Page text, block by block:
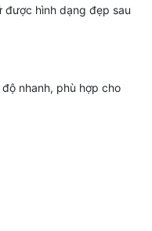
được hình dạng đẹp sau
nhanh, phù hợp cho